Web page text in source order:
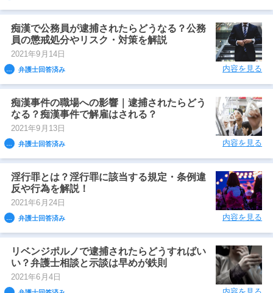
痴漢で公務員が逮捕されたらどうなる？公務
員の懲戒処分やリスク・対策を解説
2021年9月14日
弁護士回答済み 内容を見る
痴漢事件の職場への影響｜逮捕されたらどう
なる？痴漢事件で解雇はされる？
2021年9月13日
弁護士回答済み 内容を見る
淫行罪とは？淫行罪に該当する規定・条例違
反や行為を解説！
2021年6月24日
弁護士回答済み 内容を見る
リベンジポルノで逮捕されたらどうすればい
い？弁護士相談と示談は早めが鉄則
2021年6月4日